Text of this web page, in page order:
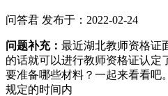
问答君 发布于：2022-02-24
问题补充： 最近湖北教师资格证
的话就可以进行教师资格证认定
要准备哪些材料？一起来看看吧
规定的时间内